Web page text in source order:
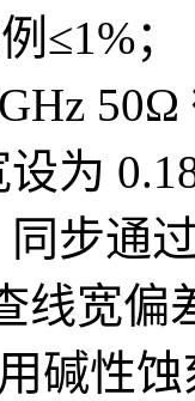
≤1%；
为
步通
线宽偏
碱性